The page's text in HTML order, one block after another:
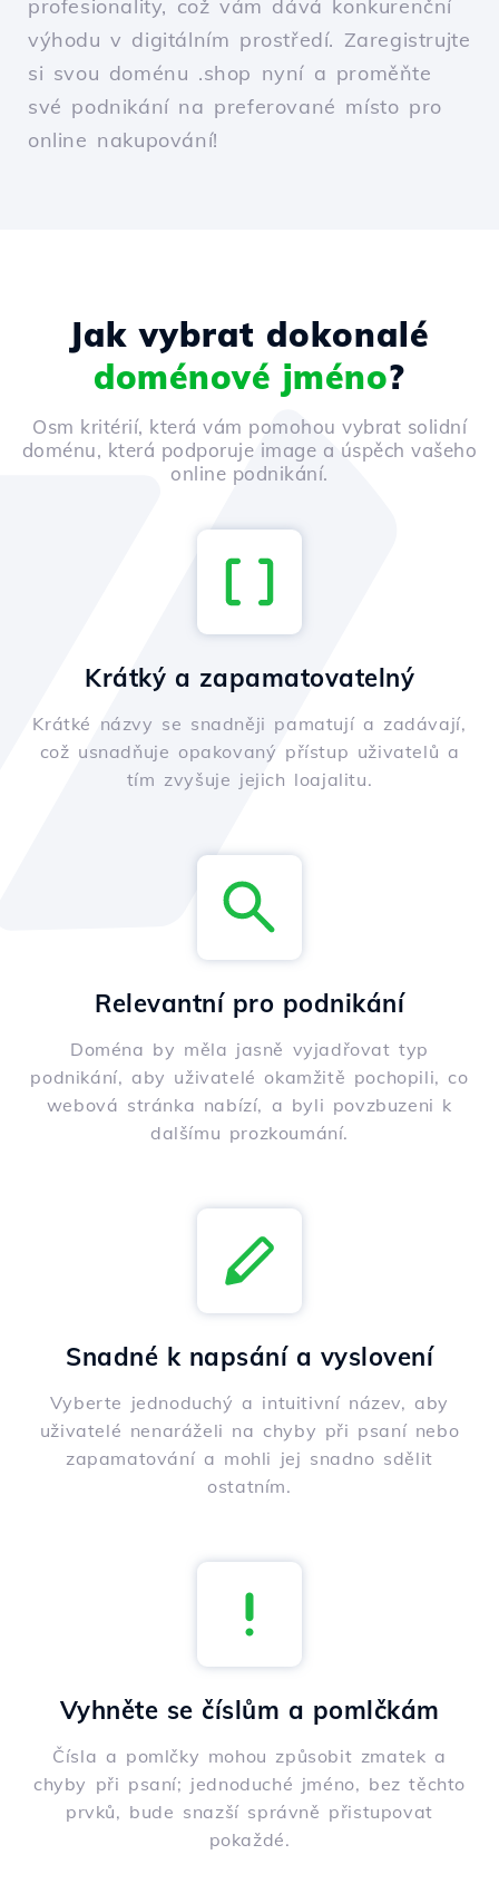
profesionality, což vám dává konkurenční
výhodu v digitálním prostředí. Zaregistrujte
si svou doménu .shop nyní a proměňte
své podnikání na preferované místo pro
online nakupování!
Jak vybrat dokonalé
doménové jméno?
Osm kritérií, která vám pomohou vybrat solidní
doménu, která podporuje image a úspěch vašeho
online podnikání.
Krátký a zapamatovatelný
Krátké názvy se snadněji pamatují a zadávají,
což usnadňuje opakovaný přístup uživatelů a
tím zvyšuje jejich loajalitu.
Relevantní pro podnikání
Doména by měla jasně vyjadřovat typ
podnikání, aby uživatelé okamžitě pochopili, co
webová stránka nabízí, a byli povzbuzeni k
dalšímu prozkoumání.
Snadné k napsání a vyslovení
Vyberte jednoduchý a intuitivní název, aby
uživatelé nenaráželi na chyby při psaní nebo
zapamatování a mohli jej snadno sdělit
ostatním.
Vyhněte se číslům a pomlčkám
Čísla a pomlčky mohou způsobit zmatek a
chyby při psaní; jednoduché jméno, bez těchto
prvků, bude snazší správně přistupovat
pokaždé.